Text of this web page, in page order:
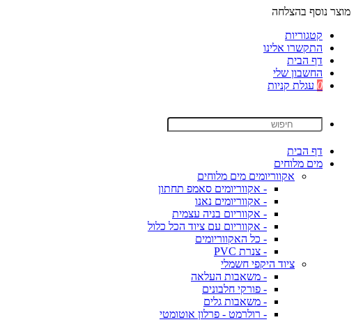
מוצר נוסף בהצלחה
קטגוריות
התקשרו אלינו
דף הבית
החשבון שלי
0 עגלת קניות
דף הבית
מים מלוחים
אקווריומים מים מלוחים
- אקווריומים סאמפ תחתון
- אקווריומים נאנו
- אקווריום בניה עצמית
- אקווריום עם ציוד הכל כלול
- כל האקווריומים
- צנרת PVC
ציוד היקפי חשמלי
- משאבות העלאה
- פורקי חלבונים
- משאבות גלים
- רולרמט - פרלון אוטומטי